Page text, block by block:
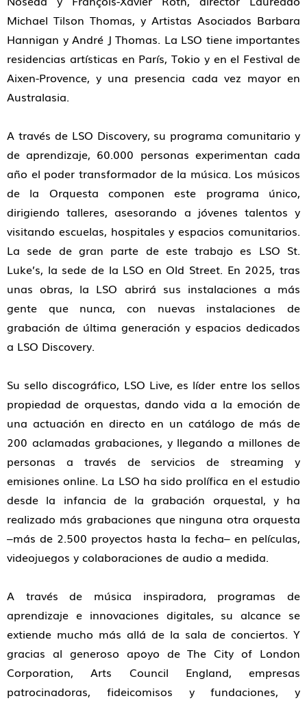
Michael Tilson Thomas, y Artistas Asociados Barbara
Hannigan y André J Thomas. La LSO tiene importantes
residencias artísticas en París, Tokio y en el Festival de
Aixen-Provence, y una presencia cada vez mayor en
Australasia.
A través de LSO Discovery, su programa comunitario y
de aprendizaje, 60.000 personas experimentan cada
año el poder transformador de la música. Los músicos
de la Orquesta componen este programa único,
dirigiendo talleres, asesorando a jóvenes talentos y
visitando escuelas, hospitales y espacios comunitarios.
La sede de gran parte de este trabajo es LSO St.
Luke’s, la sede de la LSO en Old Street. En 2025, tras
unas obras, la LSO abrirá sus instalaciones a más
gente que nunca, con nuevas instalaciones de
grabación de última generación y espacios dedicados
a LSO Discovery.
Su sello discográfico, LSO Live, es líder entre los sellos
propiedad de orquestas, dando vida a la emoción de
una actuación en directo en un catálogo de más de
200 aclamadas grabaciones, y llegando a millones de
personas a través de servicios de streaming y
emisiones online. La LSO ha sido prolífica en el estudio
desde la infancia de la grabación orquestal, y ha
realizado más grabaciones que ninguna otra orquesta
–más de 2.500 proyectos hasta la fecha– en películas,
videojuegos y colaboraciones de audio a medida.
A través de música inspiradora, programas de
aprendizaje e innovaciones digitales, su alcance se
extiende mucho más allá de la sala de conciertos. Y
gracias al generoso apoyo de The City of London
Corporation, Arts Council England, empresas
patrocinadoras, fideicomisos y fundaciones, y